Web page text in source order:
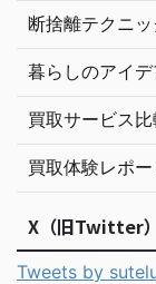
断捨離テクニッ
暮らしのアイデ
買取サービス比
買取体験レポー
X（旧Twitter
Tweets by